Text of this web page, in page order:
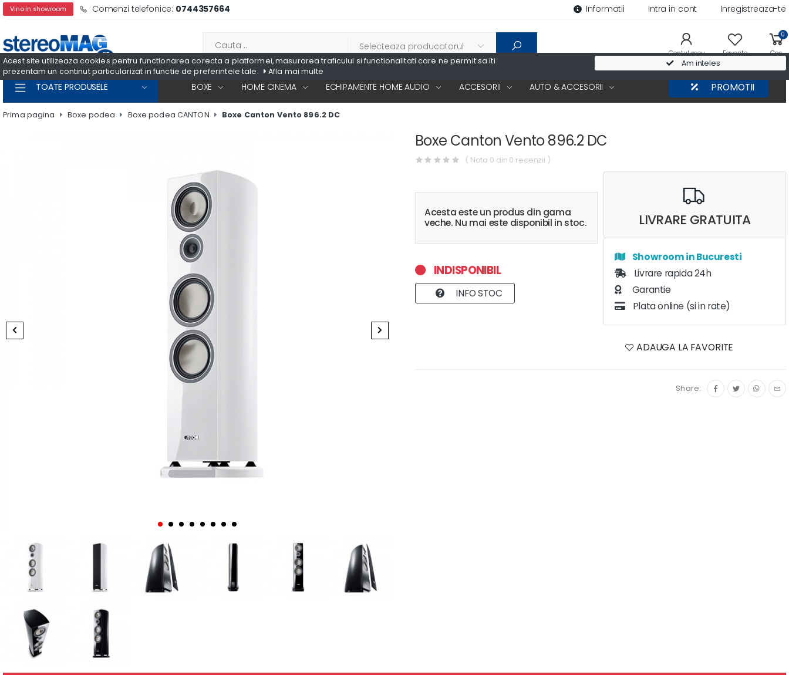
Acest site utilizeaza cookies pentru functionarea corecta a platformei, masurarea traficului si functionalitati care ne permit sa iti
prezentam un continut particularizat in functie de preferintele tale.
Afla mai multe
Am inteles
Vino in showroom Comenzi telefonice: 0744357664 Informatii Intra in cont Inregistreaza-te
Contul meu Favorite
0
Cos
TOATE PRODUSELE BOXE HOME CINEMA ECHIPAMENTE HOME AUDIO ACCESORII AUTO & ACCESORII PROMOTII
Prima pagina Boxe podea Boxe podea CANTON Boxe Canton Vento 896.2 DC
Boxe Canton Vento 896.2 DC
( Nota 0 din 0 recenzii )
Acesta este un produs din gama
veche. Nu mai este disponibil in stoc.
INDISPONIBIL
INFO STOC
LIVRARE GRATUITA
Showroom in Bucuresti
Livrare rapida 24h
Garantie
Plata online (si in rate)
ADAUGA LA FAVORITE
Share: